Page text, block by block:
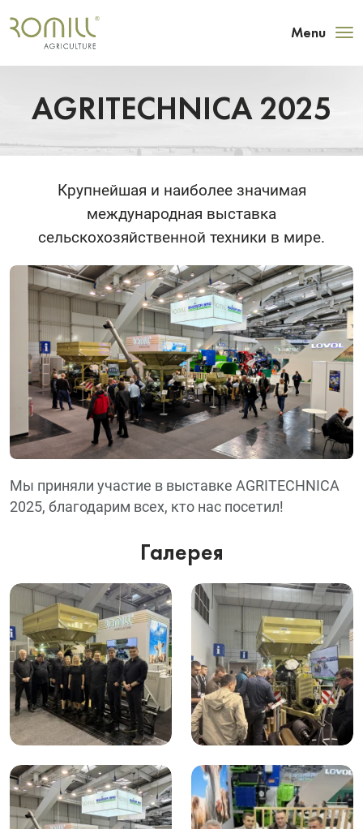
Menu
AGRITECHNICA 2025
Крупнейшая и наиболее значимая
международная выставка
сельскохозяйственной техники в мире.
Мы приняли участие в выставке AGRITECHNICA
2025, благодарим всех, кто нас посетил!
Галерея